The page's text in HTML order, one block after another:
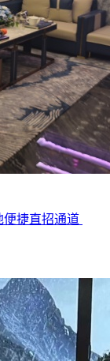
便捷直招通道